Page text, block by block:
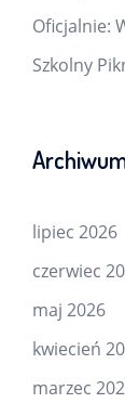
Oficjalnie:
Szkolny
lipiec 2026
czerwiec
maj 2026
kwiecień
marzec